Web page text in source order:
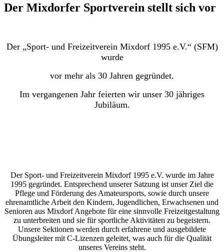
Der Mixdorfer Sportverein stellt sich vor
Der „Sport- und Freizeitverein Mixdorf 1995 e.V.“ (SFM)
wurde
vor mehr als 30 Jahren gegründet.
Im vergangenen Jahr feierten wir unser 30 jähriges
Jubiläum.
Der Sport- und Freizeitverein Mixdorf 1995 e.V. wurde im Jahre
1995 gegründet. Entsprechend unserer Satzung ist unser Ziel die
Pflege und Förderung des Amateursports, sowie durch unsere
ehrenamtliche Arbeit den Kindern, Jugendlichen, Erwachsenen und
Senioren aus Mixdorf Angebote für eine sinnvolle Freizeitgestaltung
zu unterbreiten und sie für sportliche Aktivitäten zu begeistern.
Unsere Sektionen werden durch erfahrene und ausgebildete
Übungsleiter mit C-Lizenzen geleitet, was auch für die Qualität
unseres Vereins steht.